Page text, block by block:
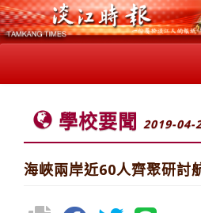
學校要聞 2019-04-
海峽兩岸近60人齊聚研討